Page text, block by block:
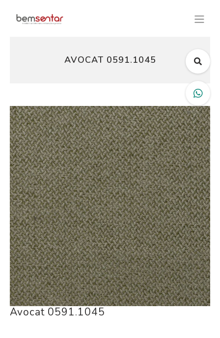
AVOCAT 0591.1045
Avocat 0591.1045